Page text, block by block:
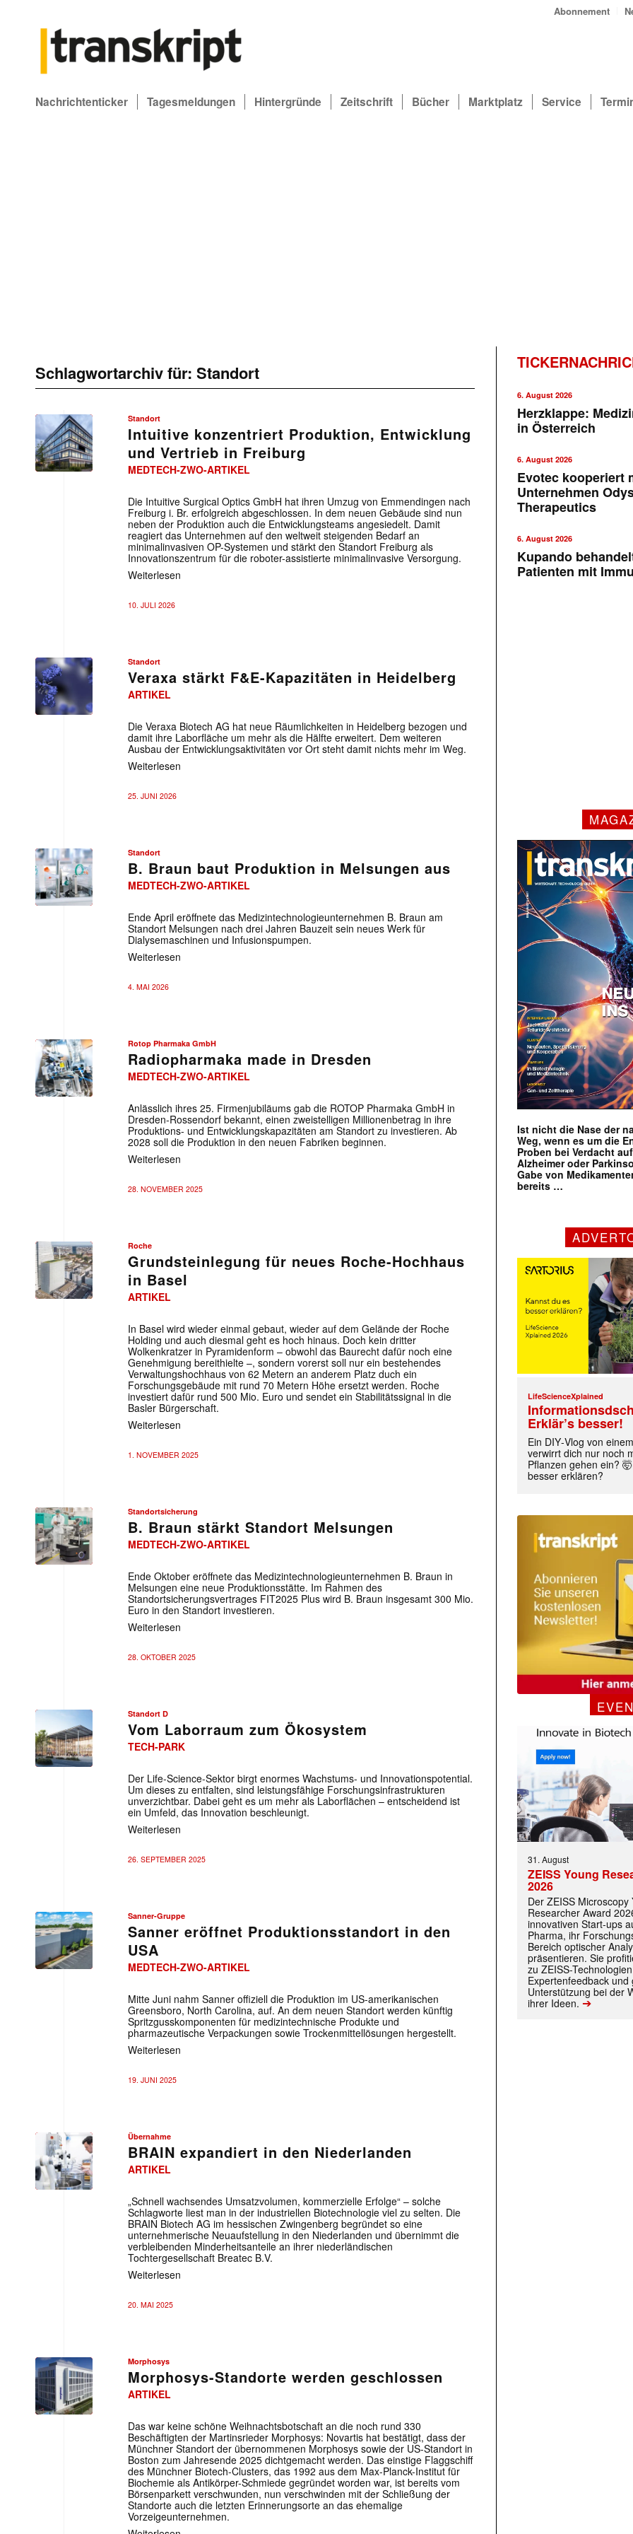
Abonnement
Nachrichtenticker Tagesmeldungen Hintergründe Zeitschrift Bücher Marktplatz Service
Schlagwortarchiv für: Standort
Standort
Intuitive konzentriert Produktion, Entwicklung
und Vertrieb in Freiburg
MEDTECH-ZWO-ARTIKEL
Die Intuitive Surgical Optics GmbH hat ihren Umzug von Emmendingen nach
Freiburg i. Br. erfolgreich abgeschlossen. In dem neuen Gebäude sind nun
neben der Produktion auch die Entwicklungsteams angesiedelt. Damit
reagiert das Unternehmen auf den weltweit steigenden Bedarf an
minimalinvasiven OP-Systemen und stärkt den Standort Freiburg als
Innovationszentrum für die roboter-assistierte minimalinvasive Versorgung.
Weiterlesen
10. JULI 2026
Standort
Veraxa stärkt F&E-Kapazitäten in Heidelberg
ARTIKEL
Die Veraxa Biotech AG hat neue Räumlichkeiten in Heidelberg bezogen und
damit ihre Laborfläche um mehr als die Hälfte erweitert. Dem weiteren
Ausbau der Entwicklungsaktivitäten vor Ort steht damit nichts mehr im Weg.
Weiterlesen
25. JUNI 2026
Standort
B. Braun baut Produktion in Melsungen aus
MEDTECH-ZWO-ARTIKEL
Ende April eröffnete das Medizintechnologieunternehmen B. Braun am
Standort Melsungen nach drei Jahren Bauzeit sein neues Werk für
Dialysemaschinen und Infusionspumpen.
Weiterlesen
4. MAI 2026
Rotop Pharmaka GmbH
Radiopharmaka made in Dresden
MEDTECH-ZWO-ARTIKEL
Anlässlich ihres 25. Firmenjubiläums gab die ROTOP Pharmaka GmbH in
Dresden-Rossendorf bekannt, einen zweistelligen Millionenbetrag in ihre
Produktions- und Entwicklungskapazitäten am Standort zu investieren. Ab
2028 soll die Produktion in den neuen Fabriken beginnen.
Weiterlesen
28. NOVEMBER 2025
Roche
Grundsteinlegung für neues Roche-Hochhaus
in Basel
ARTIKEL
In Basel wird wieder einmal gebaut, wieder auf dem Gelände der Roche
Holding und auch diesmal geht es hoch hinaus. Doch kein dritter
Wolkenkratzer in Pyramidenform – obwohl das Baurecht dafür noch eine
Genehmigung bereithielte –, sondern vorerst soll nur ein bestehendes
Verwaltungshochhaus von 62 Metern an anderem Platz duch ein
Forschungsgebäude mit rund 70 Metern Höhe ersetzt werden. Roche
investiert dafür rund 500 Mio. Euro und sendet ein Stabilitätssignal in die
Basler Bürgerschaft.
Weiterlesen
1. NOVEMBER 2025
Standortsicherung
B. Braun stärkt Standort Melsungen
MEDTECH-ZWO-ARTIKEL
Ende Oktober eröffnete das Medizintechnologieunternehmen B. Braun in
Melsungen eine neue Produktionsstätte. Im Rahmen des
Standortsicherungsvertrages FIT2025 Plus wird B. Braun insgesamt 300 Mio.
Euro in den Standort investieren.
Weiterlesen
28. OKTOBER 2025
Standort D
Vom Laborraum zum Ökosystem
TECH-PARK
Der Life-Science-Sektor birgt enormes Wachstums- und Innovationspotential.
Um dieses zu entfalten, sind leistungsfähige Forschungsinfrastrukturen
unverzichtbar. Dabei geht es um mehr als ­Laborflächen – entscheidend ist
ein Umfeld, das Innovation beschleunigt.
Weiterlesen
26. SEPTEMBER 2025
Sanner-Gruppe
Sanner eröffnet Produktionsstandort in den
USA
MEDTECH-ZWO-ARTIKEL
Mitte Juni nahm Sanner offiziell die Produktion im US-amerikanischen
Greensboro, North Carolina, auf. An dem neuen Standort werden künftig
Spritzgusskomponenten für medizintechnische Produkte und
pharmazeutische Verpackungen sowie Trockenmittellösungen hergestellt.
Weiterlesen
19. JUNI 2025
Übernahme
BRAIN expandiert in den Niederlanden
ARTIKEL
„Schnell wachsendes Umsatzvolumen, kommerzielle Erfolge“ – solche
Schlagworte liest man in der industriellen Biotechnologie viel zu selten. Die
BRAIN Biotech AG im hessischen Zwingenberg begründet so eine
unternehmerische Neuaufstellung in den Niederlanden und übernimmt die
verbleibenden Minderheitsanteile an ihrer niederländischen
Tochtergesellschaft Breatec B.V.
Weiterlesen
20. MAI 2025
Morphosys
Morphosys-Standorte werden geschlossen
ARTIKEL
Das war keine schöne Weihnachtsbotschaft an die noch rund 330
Beschäftigten der Martinsrieder Morphosys: Novartis hat bestätigt, dass der
Münchner Standort der übernommenen Morphosys sowie der US-Standort in
Boston zum Jahresende 2025 dichtgemacht werden. Das einstige Flaggschiff
des Münchner Biotech-Clusters, das 1992 aus dem Max-Planck-Institut für
Biochemie als Antikörper-Schmiede gegründet worden war, ist bereits vom
Börsenparkett verschwunden, nun verschwinden mit der Schließung der
Standorte auch die letzten Erinnerungsorte an das ehemalige
Vorzeigeunternehmen.
6. August 2026
Herzklappe:
in Österreich
6. August 2026
Evotec kooperiert
Unternehmen
Therapeutics
6. August 2026
Kupando
Patienten mit
Ist nicht die Nase der
Weg, wenn es um die
Proben bei Verdacht
Alzheimer oder
Gabe von
bereits …
LifeScienceXplained
Erklär’s besser!
Ein DIY‑Vlog von
verwirrt dich nur noch
Pflanzen gehen ein?
besser erklären?
31. August
ZEISS Young
2026
Der ZEISS Microscopy
Researcher Award
innovativen Start-ups
Pharma, ihr
Bereich optischer
präsentieren. Sie
zu ZEISS-
Expertenfeedback und
Unterstützung bei der
ihrer Ideen. ➔